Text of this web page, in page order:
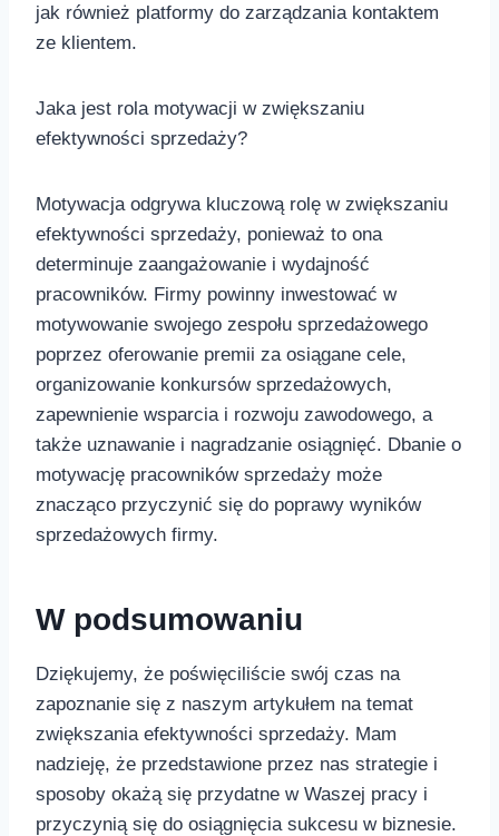
jak również ⁤platformy do zarządzania kontaktem
ze klientem.
Jaka jest⁣ rola motywacji w zwiększaniu
efektywności⁢ sprzedaży?
Motywacja odgrywa kluczową rolę w zwiększaniu
‌efektywności sprzedaży, ponieważ to ona
determinuje zaangażowanie i⁤ wydajność
pracowników. Firmy‍ powinny inwestować ‌w⁤
motywowanie swojego zespołu​ sprzedażowego
poprzez oferowanie premii za osiągane ​cele,
organizowanie konkursów ⁢sprzedażowych,
zapewnienie wsparcia i rozwoju zawodowego, a
także uznawanie i nagradzanie osiągnięć.‍ Dbanie o‍
motywację pracowników sprzedaży może
znacząco ⁤przyczynić się do poprawy wyników
sprzedażowych firmy. ⁤
W podsumowaniu
Dziękujemy, że poświęciliście swój czas⁣ na
zapoznanie się z naszym artykułem na temat
zwiększania ⁤efektywności ⁣sprzedaży. Mam
nadzieję, że przedstawione ‌przez nas‍ strategie i
⁤sposoby okażą ‍się przydatne w Waszej pracy‍ i‍
przyczynią się do ​osiągnięcia sukcesu w ‌biznesie.​